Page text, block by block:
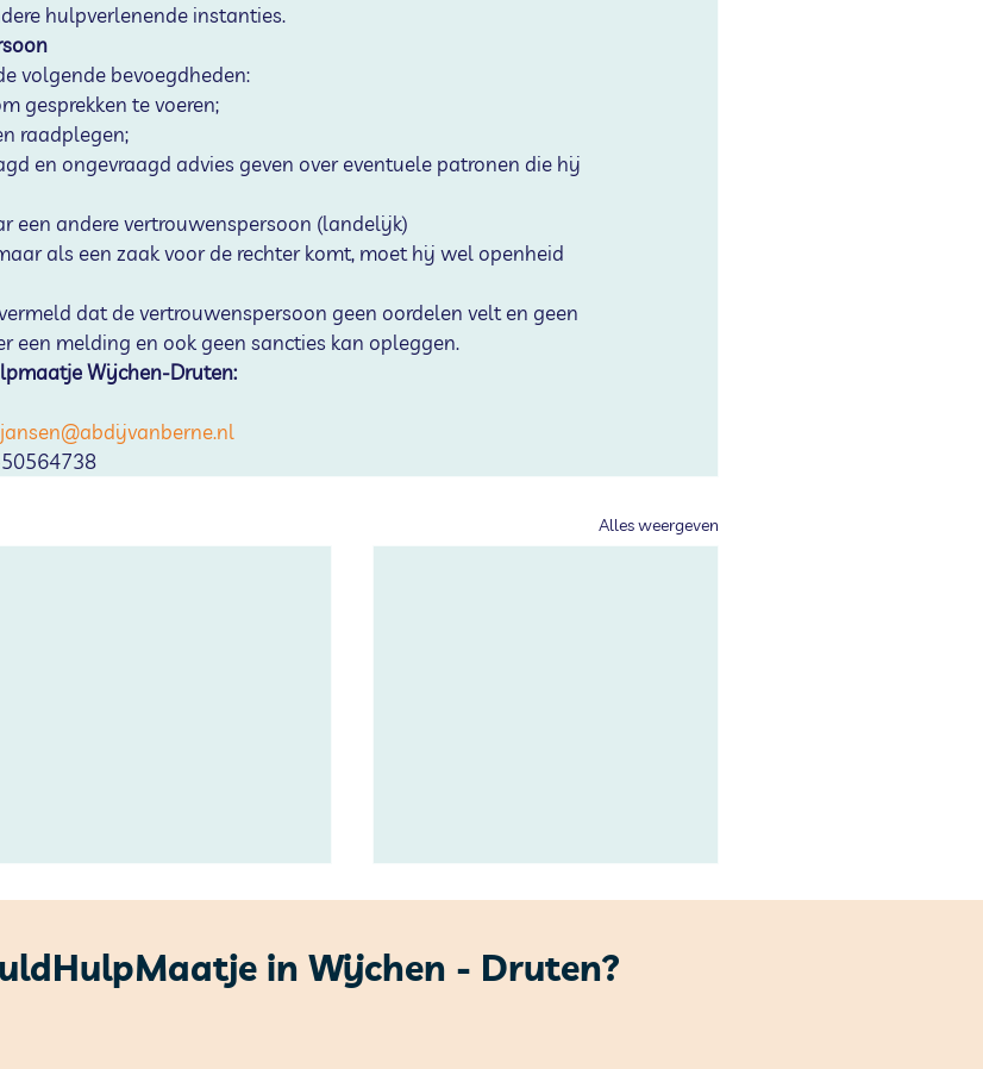
hulpverlenende instanties.
volgende bevoegdheden:
gesprekken te voeren;
raadplegen;
en ongevraagd advies geven over eventuele patronen die hij
een andere vertrouwenspersoon (landelijk)
als een zaak voor de rechter komt, moet hij wel openheid
dat de vertrouwenspersoon geen oordelen velt en geen
een melding en ook geen sancties kan opleggen.
Wijchen-Druten:
Alles weergeven
in Wijchen - Druten?